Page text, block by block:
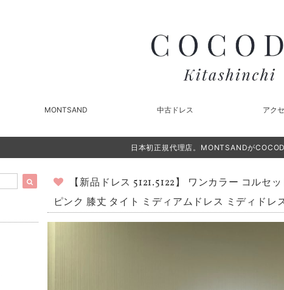
MONTSAND 中古ドレス アク
日本初正規代理店。MONTSANDが
【新品ドレス 5121.5122】 ワンカラー コル
ピンク 膝丈 タイト ミディアムドレス ミディドレ